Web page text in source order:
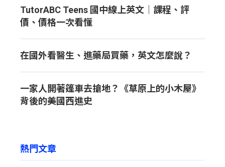
TutorABC Teens 國中線上英文｜課程、評
價、價格一次看懂
在國外看醫生、進藥局買藥，英文怎麼說？
一家人開著篷車去搶地？《草原上的小木屋》
背後的美國西進史
熱門文章